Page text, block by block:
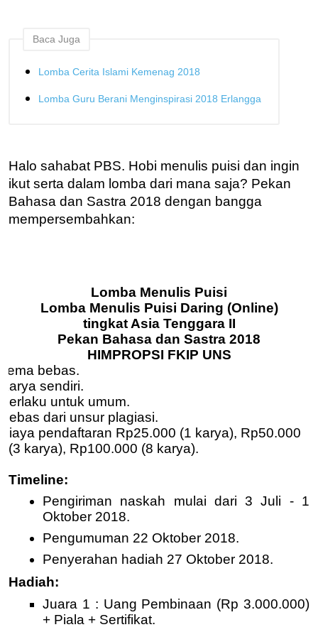
Baca Juga
Lomba Cerita Islami Kemenag 2018
Lomba Guru Berani Menginspirasi 2018 Erlangga
Halo sahabat PBS. Hobi menulis puisi dan ingin
ikut serta dalam lomba dari mana saja? Pekan
Bahasa dan Sastra 2018 dengan bangga
mempersembahkan:
Lomba Menulis Puisi
Lomba Menulis Puisi Daring (Online)
tingkat Asia Tenggara II
Pekan Bahasa dan Sastra 2018
HIMPROPSI FKIP UNS
Tema bebas.
Karya sendiri.
Berlaku untuk umum.
Bebas dari unsur plagiasi.
Biaya pendaftaran Rp25.000 (1 karya), Rp50.000
(3 karya), Rp100.000 (8 karya).
Timeline:
Pengiriman naskah mulai dari 3 Juli - 1
Oktober 2018.
Pengumuman 22 Oktober 2018.
Penyerahan hadiah 27 Oktober 2018.
Hadiah:
Juara 1 : Uang Pembinaan (Rp 3.000.000)
+ Piala + Sertifikat.